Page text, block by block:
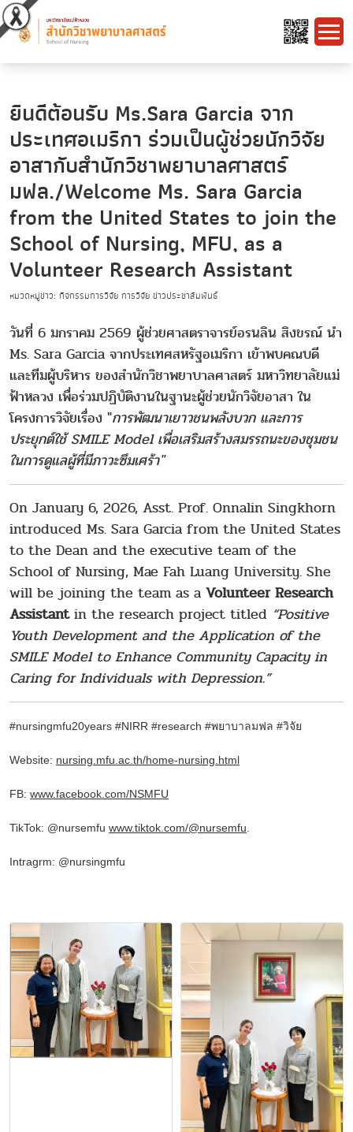
ยินดีต้อนรับ Ms.Sara Garcia จาก
ประเทศอเมริกา ร่วมเป็นผู้ช่วยนักวิจัย
อาสากับสำนักวิชาพยาบาลศาสตร์
มฟล./Welcome Ms. Sara Garcia
from the United States to join the
School of Nursing, MFU, as a
Volunteer Research Assistant
หมวดหมู่ข่าว: กิจกรรมการวิจัย การวิจัย ข่าวประชาสัมพันธ์
วันที่ 6 มกราคม 2569 ผู้ช่วยศาสตราจารย์อรนลิน สิงขรณ์ นำ
Ms. Sara Garcia จากประเทศสหรัฐอเมริกา เข้าพบคณบดี
และทีมผู้บริหาร ของสำนักวิชาพยาบาลศาสตร์ มหาวิทยาลัยแม่
ฟ้าหลวง เพื่อร่วมปฏิบัติงานในฐานะผู้ช่วยนักวิจัยอาสา ใน
โครงการวิจัยเรื่อง "การพัฒนาเยาวชนพลังบวก และการ
ประยุกต์ใช้ SMILE Model เพื่อเสริมสร้างสมรรถนะของชุมชน
ในการดูแลผู้ที่มีภาวะซึมเศร้า"
On January 6, 2026, Asst. Prof. Onnalin Singkhorn
introduced Ms. Sara Garcia from the United States
to the Dean and the executive team of the
School of Nursing, Mae Fah Luang University. She
will be joining the team as a Volunteer Research
Assistantin the research project titled “Positive
Youth Development and the Application of the
SMILE Model to Enhance Community Capacity in
Caring for Individuals with Depression.”
#nursingmfu20years #NIRR #research #พยาบาลมฟล #วิจัย
Website: nursing.mfu.ac.th/home-nursing.html
FB: www.facebook.com/NSMFU
TikTok: @nursemfu www.tiktok.com/@nursemfu
Intragrm: @nursingmfu